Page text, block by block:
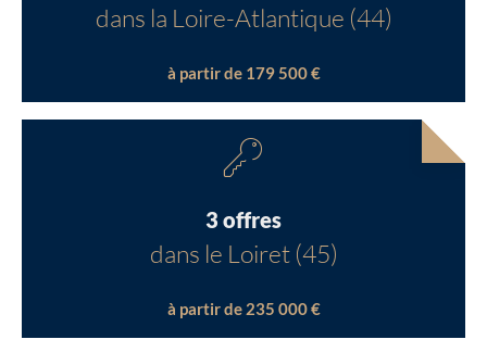
dans la Loire-Atlantique (44)
à partir de 179 500 €
3 offres
dans le Loiret (45)
à partir de 235 000 €